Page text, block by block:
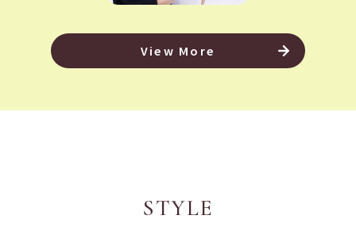
View More
STYLE